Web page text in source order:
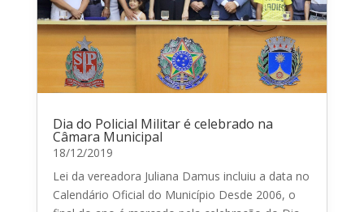
Dia do Policial Militar é celebrado na
Câmara Municipal
18/12/2019
Lei da vereadora Juliana Damus incluiu a data no
Calendário Oficial do Município Desde 2006, o